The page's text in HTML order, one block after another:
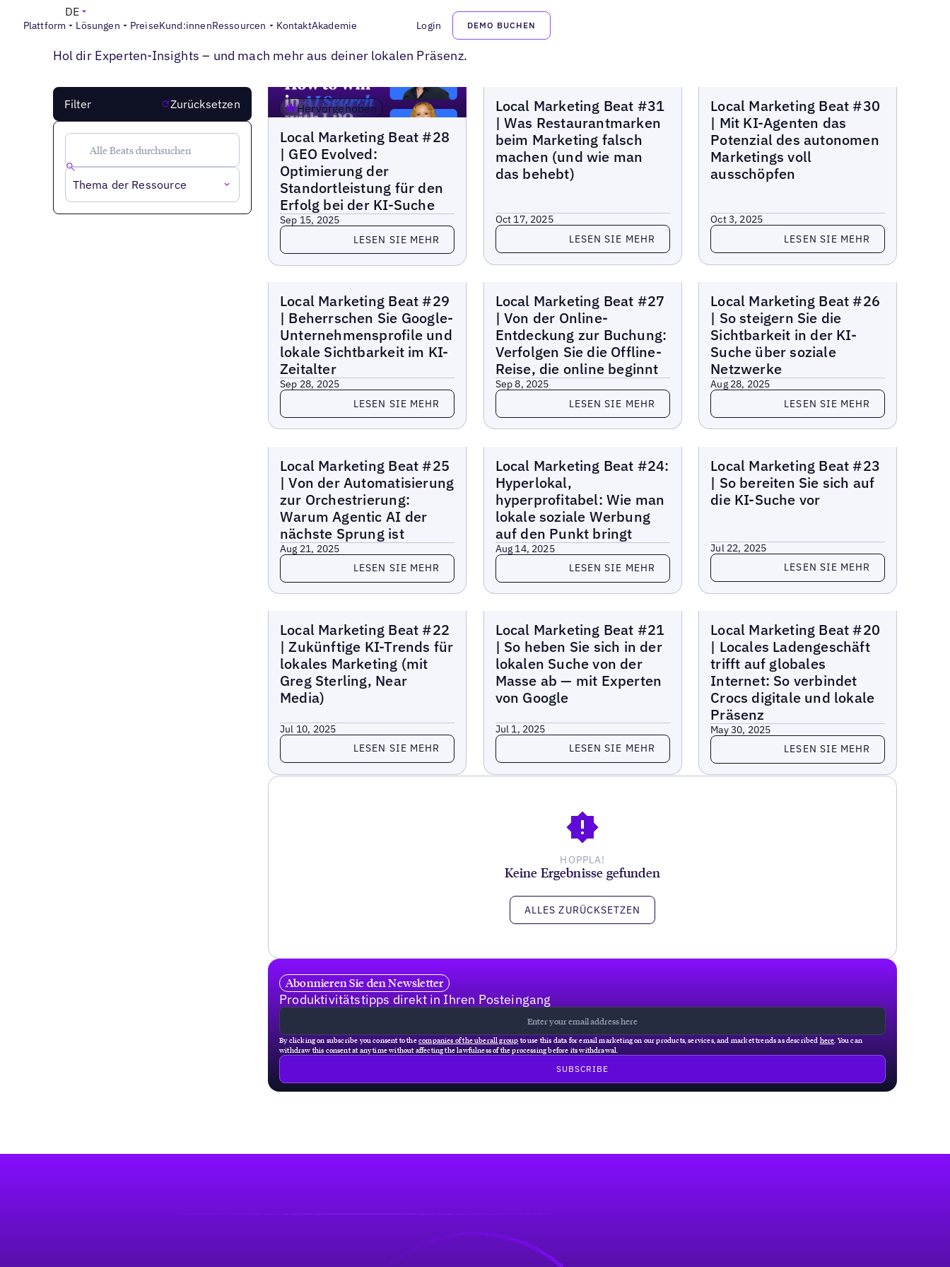
Plattform Lösungen PreiseKund:innenRessourcen KontaktAkademie Login DEMO BUCHEN
DE
LOCAL MARKETING BEAT PODCAST
Hol dir Experten-Insights – und mach mehr aus deiner lokalen Präsenz.
Filter Zurücksetzen
Thema der Ressource
Hervorgehoben
Local Marketing Beat #28
| GEO Evolved:
Optimierung der
Standortleistung für den
Erfolg bei der KI-Suche
Sep 15, 2025
Lesen Sie mehrLESEN SIE MEHR
Local Marketing Beat #31
| Was Restaurantmarken
beim Marketing falsch
machen (und wie man
das behebt)
Oct 17, 2025
Lesen Sie mehrLESEN SIE MEHR
Local Marketing Beat #30
| Mit KI-Agenten das
Potenzial des autonomen
Marketings voll
ausschöpfen
Oct 3, 2025
Lesen Sie mehrLESEN SIE MEHR
Local Marketing Beat #29
| Beherrschen Sie Google-
Unternehmensprofile und
lokale Sichtbarkeit im KI-
Zeitalter
Sep 28, 2025
Lesen Sie mehrLESEN SIE MEHR
Local Marketing Beat #27
| Von der Online-
Entdeckung zur Buchung:
Verfolgen Sie die Offline-
Reise, die online beginnt
Sep 8, 2025
Lesen Sie mehrLESEN SIE MEHR
Local Marketing Beat #26
| So steigern Sie die
Sichtbarkeit in der KI-
Suche über soziale
Netzwerke
Aug 28, 2025
Lesen Sie mehrLESEN SIE MEHR
Local Marketing Beat #25
| Von der Automatisierung
zur Orchestrierung:
Warum Agentic AI der
nächste Sprung ist
Aug 21, 2025
Lesen Sie mehrLESEN SIE MEHR
Local Marketing Beat #24:
Hyperlokal,
hyperprofitabel: Wie man
lokale soziale Werbung
auf den Punkt bringt
Aug 14, 2025
Lesen Sie mehrLESEN SIE MEHR
Local Marketing Beat #23
| So bereiten Sie sich auf
die KI-Suche vor
Jul 22, 2025
Lesen Sie mehrLESEN SIE MEHR
Local Marketing Beat #22
| Zukünftige KI-Trends für
lokales Marketing (mit
Greg Sterling, Near
Media)
Jul 10, 2025
Lesen Sie mehrLESEN SIE MEHR
Local Marketing Beat #21
| So heben Sie sich in der
lokalen Suche von der
Masse ab — mit Experten
von Google
Jul 1, 2025
Lesen Sie mehrLESEN SIE MEHR
Local Marketing Beat #20
| Locales Ladengeschäft
trifft auf globales
Internet: So verbindet
Crocs digitale und lokale
Präsenz
May 30, 2025
Lesen Sie mehrLESEN SIE MEHR
MEHR LADEN
HOPPLA!
Keine Ergebnisse gefunden
ALLES ZURÜCKSETZEN
Abonnieren Sie den Newsletter
Produktivitätstipps direkt in Ihren Posteingang
By clicking on subscribe you consent to thecompanies of the uberall group to use this data for email marketing on our products, services, and market trends as described here . You can
withdraw this consent at any time without affecting the lawfulness of the processing before its withdrawal.